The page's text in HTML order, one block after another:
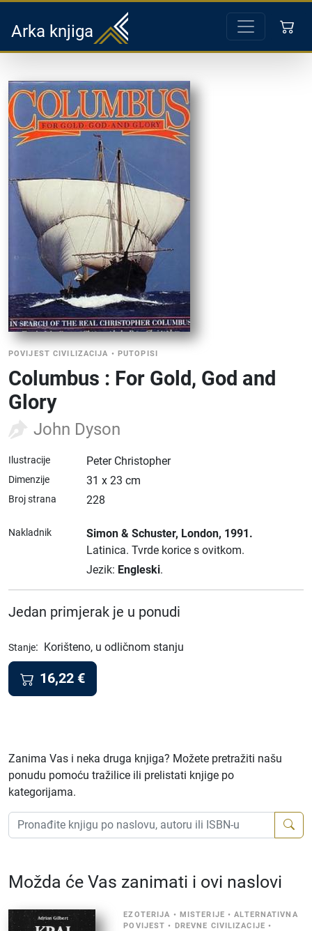
Arka knjiga
POVIJEST CIVILIZACIJA • PUTOPISI
Columbus : For Gold, God and
Glory
John Dyson
Ilustracije Peter Christopher
Dimenzije 31 x 23 cm
Broj strana 228
Nakladnik Simon & Schuster, London, 1991.
Latinica. Tvrde korice s ovitkom.
Jezik: Engleski.
Jedan primjerak je u ponudi
Stanje: Korišteno, u odličnom stanju
16,22 €
Zanima Vas i neka druga knjiga? Možete pretražiti našu
ponudu pomoću tražilice ili prelistati knjige po
kategorijama.
Možda će Vas zanimati i ovi naslovi
EZOTERIJA • MISTERIJE •ALTERNATIVNA
POVIJEST • DREVNE CIVILIZACIJE •